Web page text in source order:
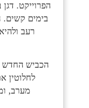
הפרוייקט.
בימים קשים.
רעב
לחלוטין
מערב,